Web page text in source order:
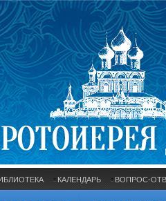
КАЛЕНДАРЬ ВОПРОС-